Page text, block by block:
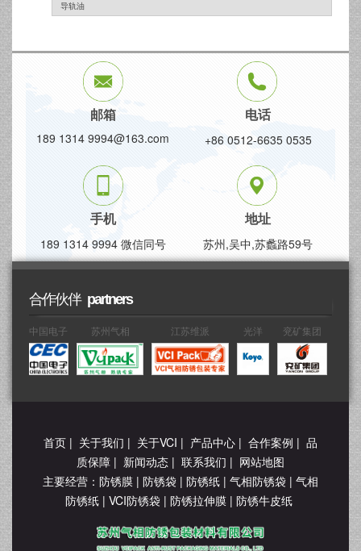
导轨油
邮箱
189 1314 9994@163.com
电话
+86 0512-6635 0535
手机
189 1314 9994 微信同号
地址
苏州,吴中,苏蠡路59号
合作伙伴 partners
中国电子 苏州气相 江苏维派 光洋 兖矿集团
首页 | 关于我们 | 关于VCI | 产品中心 | 合作案例 | 品
质保障 | 新闻动态 | 联系我们 | 网站地图
主要经营： 防锈膜 | 防锈袋 | 防锈纸 | 气相防锈袋 | 气相
防锈纸 | VCI防锈袋 | 防锈拉伸膜 | 防锈牛皮纸